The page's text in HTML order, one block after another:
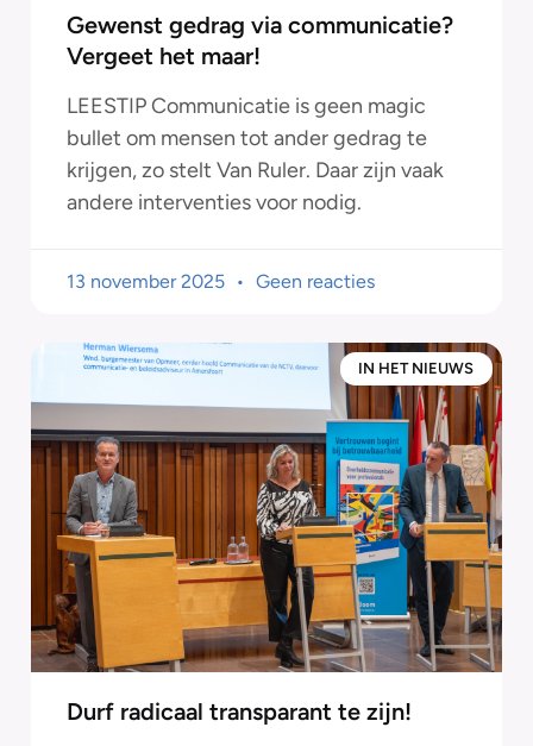
Gewenst gedrag via communicatie?
Vergeet het maar!
LEESTIP Communicatie is geen magic
bullet om mensen tot ander gedrag te
krijgen, zo stelt Van Ruler. Daar zijn vaak
andere interventies voor nodig.
13 november 2025 Geen reacties
IN HET NIEUWS
Durf radicaal transparant te zijn!